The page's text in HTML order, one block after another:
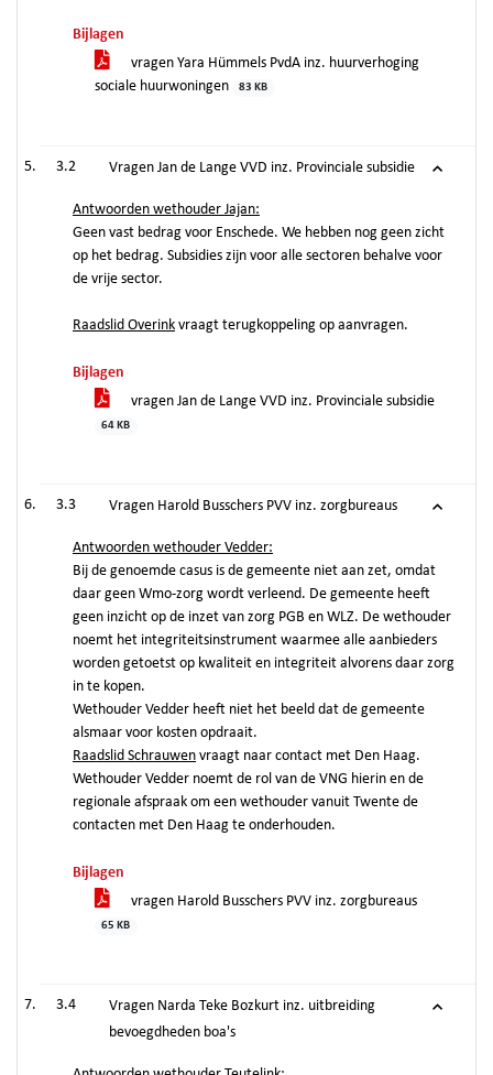
Bijlagen
vragen Yara Hümmels PvdA inz. huurverhoging
sociale huurwoningen
83 KB
3.2 Vragen Jan de Lange VVD inz. Provinciale subsidie
Antwoorden wethouder Jajan:
Geen vast bedrag voor Enschede. We hebben nog geen zicht
op het bedrag. Subsidies zijn voor alle sectoren behalve voor
de vrije sector.
Raadslid Overink vraagt terugkoppeling op aanvragen.
Bijlagen
vragen Jan de Lange VVD inz. Provinciale subsidie
64 KB
3.3 Vragen Harold Busschers PVV inz. zorgbureaus
Antwoorden wethouder Vedder:
Bij de genoemde casus is de gemeente niet aan zet, omdat
daar geen Wmo-zorg wordt verleend. De gemeente heeft
geen inzicht op de inzet van zorg PGB en WLZ. De wethouder
noemt het integriteitsinstrument waarmee alle aanbieders
worden getoetst op kwaliteit en integriteit alvorens daar zorg
in te kopen.
Wethouder Vedder heeft niet het beeld dat de gemeente
alsmaar voor kosten opdraait.
Raadslid Schrauwen vraagt naar contact met Den Haag.
Wethouder Vedder noemt de rol van de VNG hierin en de
regionale afspraak om een wethouder vanuit Twente de
contacten met Den Haag te onderhouden.
Bijlagen
vragen Harold Busschers PVV inz. zorgbureaus
65 KB
3.4
Vragen Narda Teke Bozkurt inz. uitbreiding
bevoegdheden boa's